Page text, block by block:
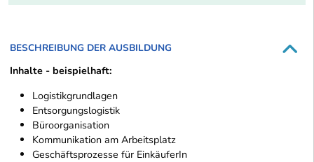
BESCHREIBUNG DER AUSBILDUNG
Inhalte - beispielhaft:
Logistikgrundlagen
Entsorgungslogistik
Büroorganisation
Kommunikation am Arbeitsplatz
Geschäftsprozesse für EinkäuferIn